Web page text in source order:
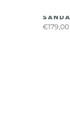
€179,00